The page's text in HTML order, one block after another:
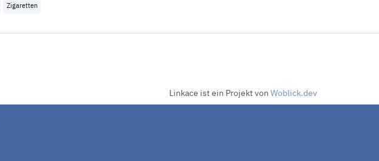
Zigaretten
Linkace ist ein Projekt von Woblick.dev